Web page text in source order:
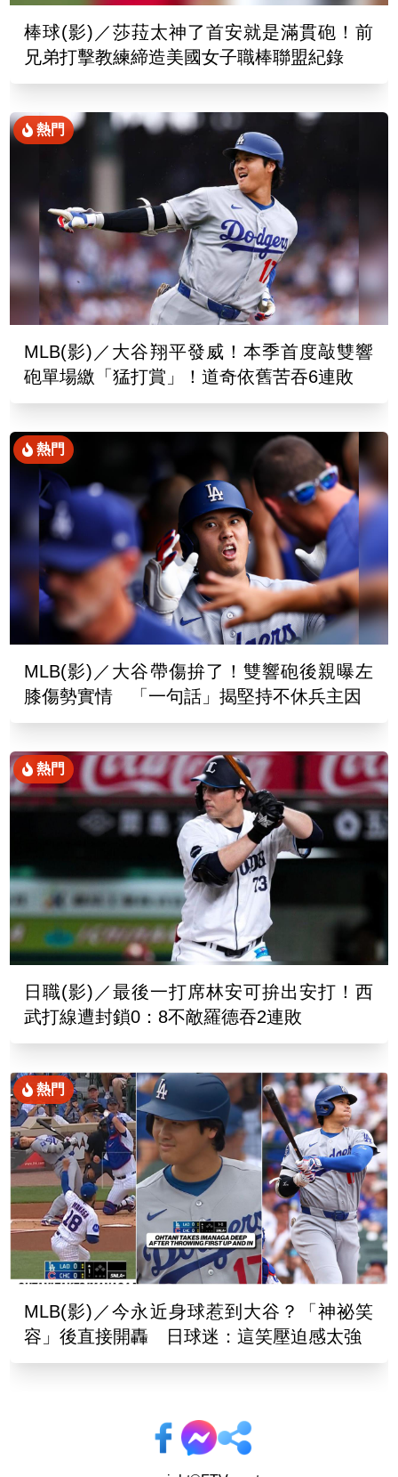
棒球(影)／莎菈太神了首安就是滿貫砲！前
兄弟打擊教練締造美國女子職棒聯盟紀錄
熱門
MLB(影)／大谷翔平發威！本季首度敲雙響
砲單場繳「猛打賞」！道奇依舊苦吞6連敗
熱門
MLB(影)／大谷帶傷拚了！雙響砲後親曝左
膝傷勢實情 「一句話」揭堅持不休兵主因
熱門
日職(影)／最後一打席林安可拚出安打！西
武打線遭封鎖0：8不敵羅德吞2連敗
熱門
MLB(影)／今永近身球惹到大谷？「神祕笑
容」後直接開轟 日球迷：這笑壓迫感太強